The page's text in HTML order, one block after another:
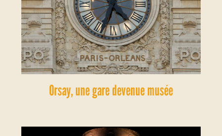
Orsay, une gare devenue musée